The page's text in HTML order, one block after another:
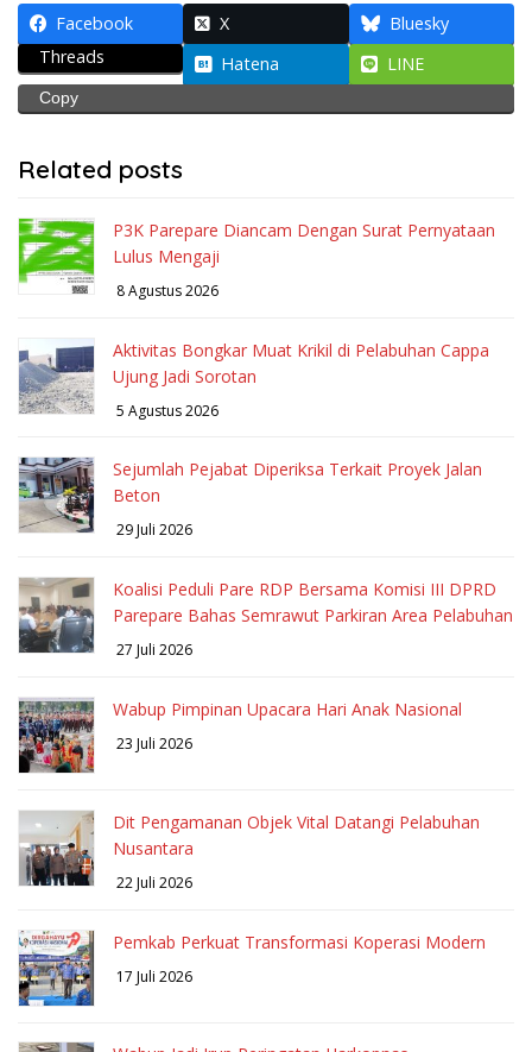
Facebook X
Bluesky
Threads
Hatena LINE
Copy
Related posts
P3K Parepare Diancam Dengan Surat Pernyataan
Lulus Mengaji
8 Agustus 2026
Aktivitas Bongkar Muat Krikil di Pelabuhan Cappa
Ujung Jadi Sorotan
5 Agustus 2026
Sejumlah Pejabat Diperiksa Terkait Proyek Jalan
Beton
29 Juli 2026
Koalisi Peduli Pare RDP Bersama Komisi III DPRD
Parepare Bahas Semrawut Parkiran Area Pelabuhan
27 Juli 2026
Wabup Pimpinan Upacara Hari Anak Nasional
23 Juli 2026
Dit Pengamanan Objek Vital Datangi Pelabuhan
Nusantara
22 Juli 2026
Pemkab Perkuat Transformasi Koperasi Modern
17 Juli 2026